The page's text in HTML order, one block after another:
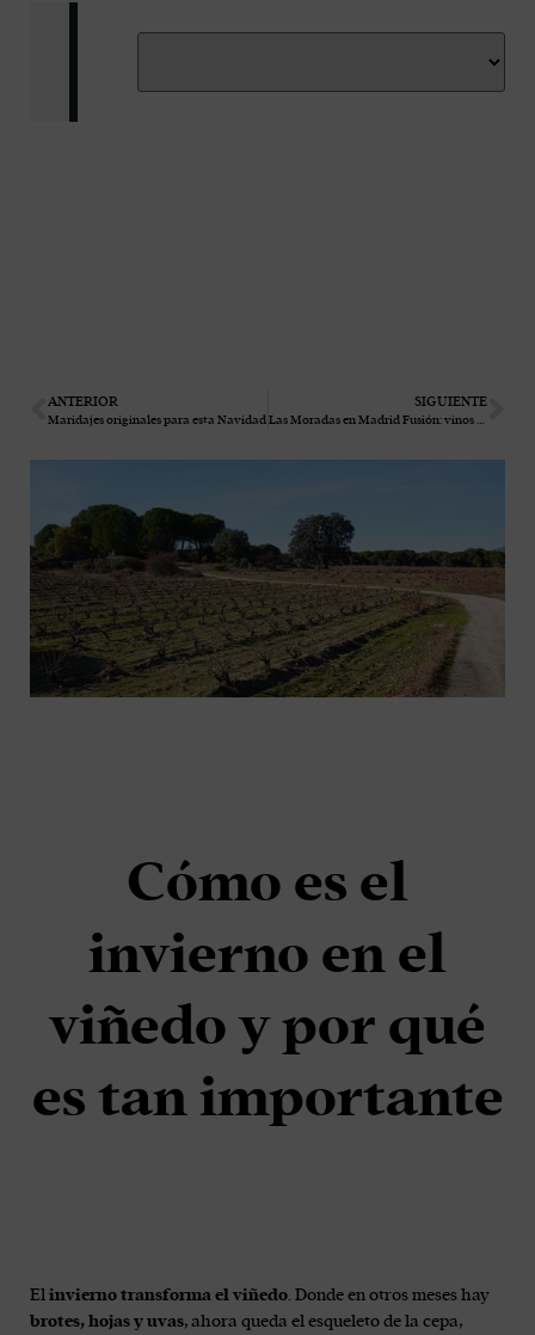
ANTERIOR
Maridajes originales para esta Navidad
SIGUIENTE
Las Moradas en Madrid Fusión: vinos de Madrid y alta gastronomía en el stand de la Comunidad de Madrid
Cómo es el
invierno en el
viñedo y por qué
es tan importante
El invierno transforma el viñedo. Donde en otros meses hay
brotes, hojas y uvas, ahora queda el esqueleto de la cepa,